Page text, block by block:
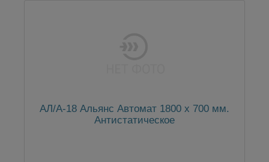
АЛ/А-18 Альянс Автомат 1800 x 700 мм.
Антистатическое